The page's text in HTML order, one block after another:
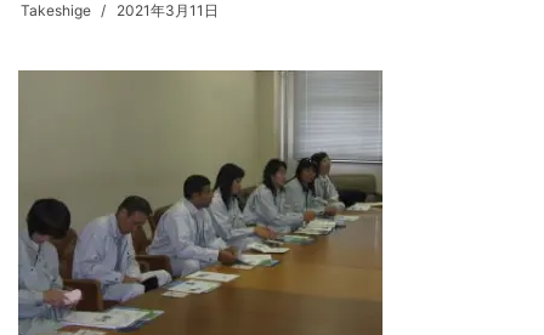
Takeshige 2021年3月11日